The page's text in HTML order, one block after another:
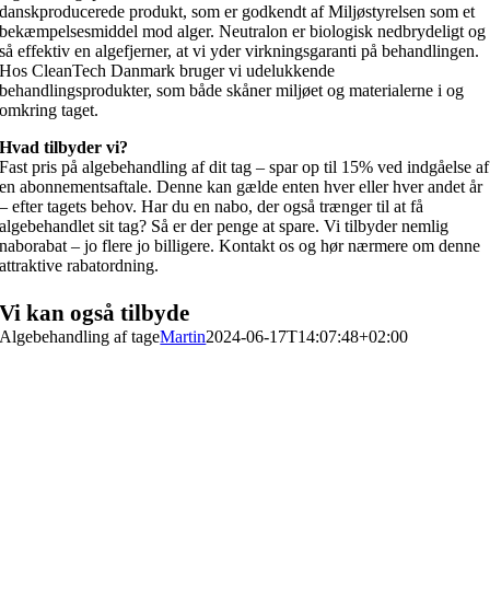
danskproducerede produkt, som er godkendt af Miljøstyrelsen som et
bekæmpelsesmiddel mod alger. Neutralon er biologisk nedbrydeligt og
så effektiv en algefjerner, at vi yder virkningsgaranti på behandlingen.
Hos CleanTech Danmark bruger vi udelukkende
behandlingsprodukter, som både skåner miljøet og materialerne i og
omkring taget.
Hvad tilbyder vi?
Fast pris på algebehandling af dit tag – spar op til 15% ved indgåelse af
en abonnementsaftale. Denne kan gælde enten hver eller hver andet år
– efter tagets behov. Har du en nabo, der også trænger til at få
algebehandlet sit tag? Så er der penge at spare. Vi tilbyder nemlig
naborabat – jo flere jo billigere. Kontakt os og hør nærmere om denne
attraktive rabatordning.
Vi kan også tilbyde
Algebehandling af tageMartin2024-06-17T14:07:48+02:00